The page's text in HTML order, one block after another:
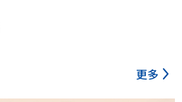
更多